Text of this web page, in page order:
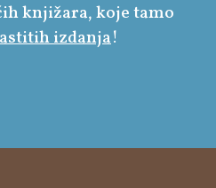
knjižara, koje tamo
izdanja!